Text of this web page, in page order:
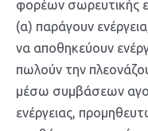
φορέων σωρευτικής
(α) παράγουν
να αποθηκεύουν
πωλούν την
μέσω συμβάσεων
ενέργειας,